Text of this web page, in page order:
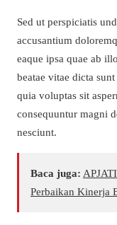
Sed ut perspiciatis
accusantium
eaque ipsa quae ab
beatae vitae dicta
quia voluptas sit
consequuntur magni
nesciunt.
Baca juga:
Perbaikan Kinerja